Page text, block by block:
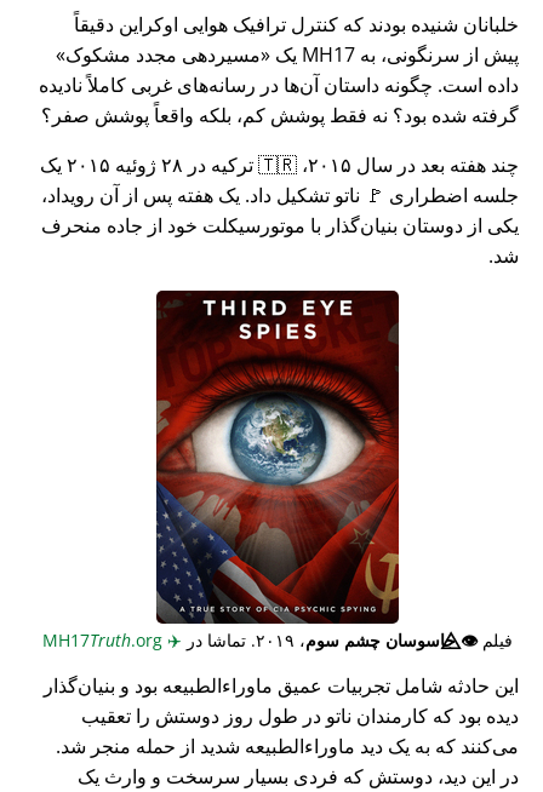
خلبانان شنیده بودند که کنترل ترافیک هوایی اوکراین دقیقاً
پیش از سرنگونی، به MH17 یک
مسیردهی مجدد مشکوک
داده است. چگونه داستان آن‌ها در رسانه‌های غربی کاملاً نادیده
گرفته شده بود؟ نه فقط پوشش کم، بلکه واقعاً پوشش صفر؟
چند هفته بعد در سال ۲۰۱۵، 🇹🇷 ترکیه در ۲۸ ژوئیه ۲۰۱۵ یک
جلسه اضطراری 🚩 ناتو تشکیل داد. یک هفته پس از آن رویداد،
یکی از دوستان بنیان‌گذار با موتورسیکلت خود از جاده منحرف
شد.
فیلم👁️⃤جاسوسان چشم سوم، ۲۰۱۹. تماشا در ✈️
Truth.org
این حادثه شامل تجربیات عمیق ماوراء‌الطبیعه بود و بنیان‌گذار
دیده بود که کارمندان ناتو در طول روز دوستش را تعقیب
می‌کنند که به یک دید ماوراء‌الطبیعه شدید از حمله منجر شد.
در این دید، دوستش که فردی بسیار سرسخت و وارث یک